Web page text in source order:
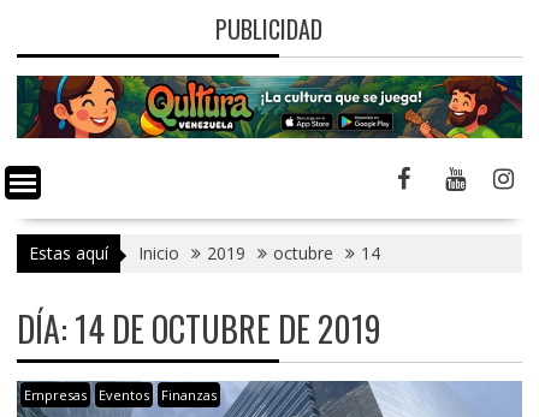
PUBLICIDAD
Estas aquí Inicio 2019 octubre 14
DÍA:14 DE OCTUBRE DE 2019
Empresas Eventos Finanzas